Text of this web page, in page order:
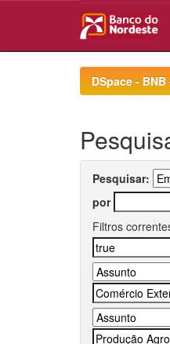
DSpace -
Pesquisar:
por
Filtros